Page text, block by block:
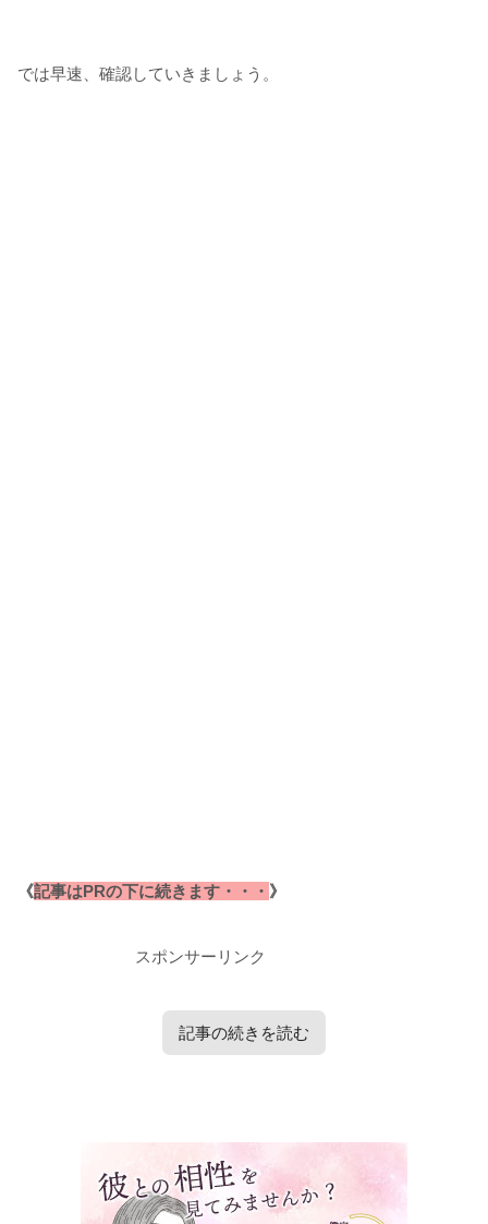
では早速、確認していきましょう。
《記事はPRの下に続きます・・・ 》
スポンサーリンク
記事の続きを読む
タップで見たい内容へ移動